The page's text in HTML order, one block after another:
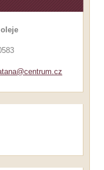
@centrum .cz